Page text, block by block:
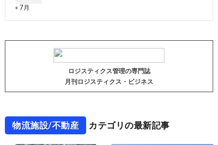
« 7月
ロジスティクス管理の専門誌
月刊ロジスティクス・ビジネス
物流施設/不動産 カテゴリの最新記事